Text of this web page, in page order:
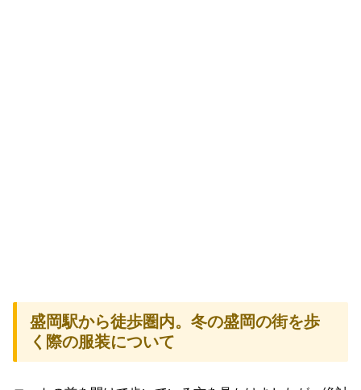
盛岡駅から徒歩圏内。冬の盛岡の街を歩
く際の服装について